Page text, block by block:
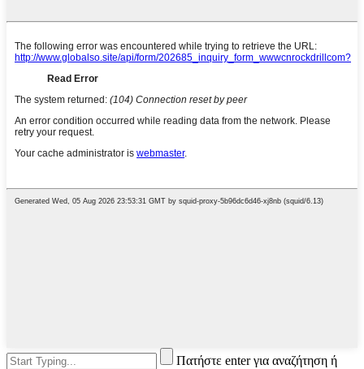
Πατήστε enter για αναζήτηση ή